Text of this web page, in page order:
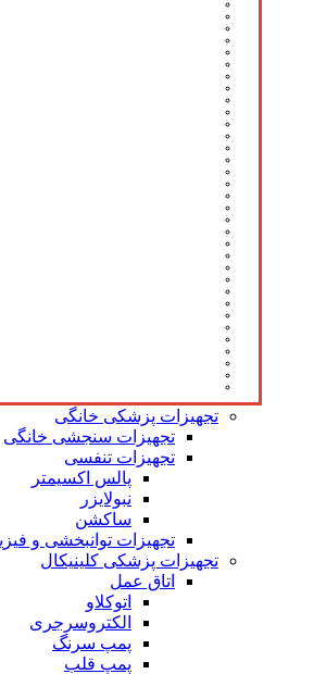
تجهیزات پزشکی خانگی
تجهیزات سنجشی خانگی
تجهیزات تنفسی
پالس اکسیمتر
نبولایزر
ساکشن
تجهیزات توانبخشی و
تجهیزات پزشکی کلینیکال
اتاق عمل
اتوکلاو
الکتروسرجری
پمپ سرنگ
پمپ قلب